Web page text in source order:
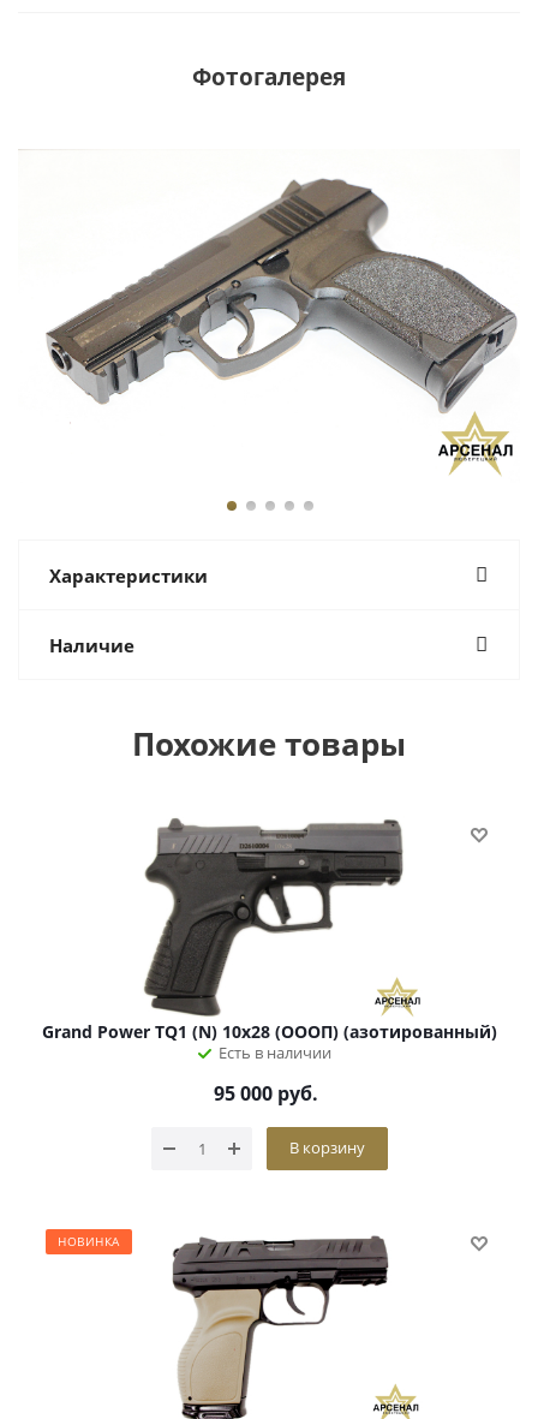
Фотогалерея
Характеристики
Наличие
Похожие товары
Grand Power TQ1 (N) 10x28 (ОООП) (азотированный)
Есть в наличии
95 000руб.
В корзину
НОВИНКА